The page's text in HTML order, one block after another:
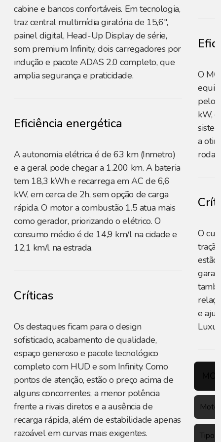
cabine e bancos confortáveis. Em tecnologia,
traz central multimídia giratória de 15,6",
painel digital, Head-Up Display de série,
som premium Infinity, dois carregadores por
indução e pacote ADAS 2.0 completo, que
amplia segurança e praticidade.
Eficiência energética
A autonomia elétrica é de 63 km (Inmetro)
e a geral pode chegar a 1.200 km. A bateria
tem 18,3 kWh e recarrega em AC de 6,6
kW, em cerca de 2h, sem opção de carga
rápida. O motor a combustão 1.5 atua mais
como gerador, priorizando o elétrico. O
consumo médio é de 14,9 km/l na cidade e
12,1 km/l na estrada.
Críticas
Os destaques ficam para o design
sofisticado, acabamento de qualidade,
espaço generoso e pacote tecnológico
completo com HUD e som Infinity. Como
pontos de atenção, estão o preço acima de
alguns concorrentes, a menor potência
frente a rivais diretos e a ausência de
recarga rápida, além de estabilidade apenas
razoável em curvas mais exigentes.
O
pelo
kW,
a
O
estão
e
Tipo